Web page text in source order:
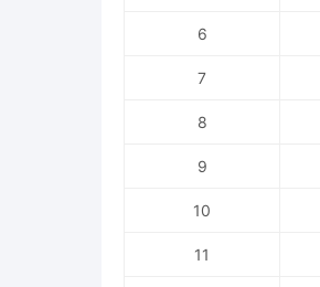
6
7
8
9
10
11